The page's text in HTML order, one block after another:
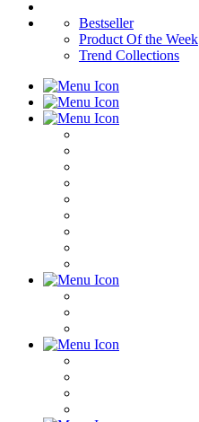
Bestseller
Product Of the Week
Trend Collections